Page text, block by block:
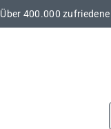
Über 400.000